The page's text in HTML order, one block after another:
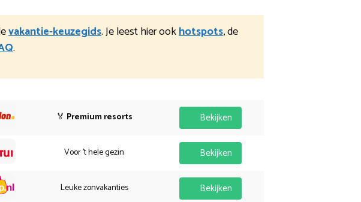
vakantie-keuzegids. Je leest hier ookhotspots, de
.
🏅 Premium resorts Bekijken
Voor 't hele gezin Bekijken
Leuke zonvakanties Bekijken